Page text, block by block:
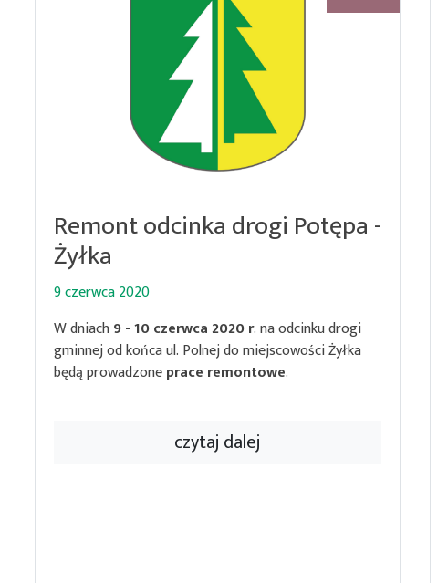
Remont odcinka drogi Potępa -
Żyłka
9 czerwca 2020
W dniach9 - 10 czerwca 2020 r. na odcinku drogi
gminnej od końca ul. Polnej do miejscowości Żyłka
będą prowadzoneprace remontowe.
czytaj dalej